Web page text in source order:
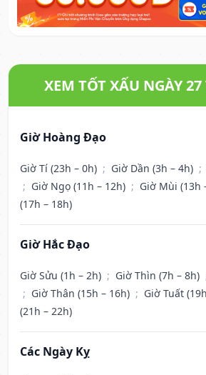
XEM TỐT XẤU NGÀY
Giờ Hoàng Đạo
Giờ Tí (23h – 0h) ; Giờ Dần (3h – 4h) ;
; Giờ Ngọ (11h – 12h) ; Giờ Mùi (13h
(17h – 18h)
Giờ Hắc Đạo
Giờ Sửu (1h – 2h) ; Giờ Thìn (7h – 8h)
; Giờ Thân (15h – 16h) ; Giờ Tuất
(21h – 22h)
Các Ngày Kỵ